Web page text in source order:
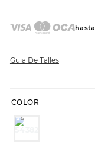
hasta
Guia De Talles
COLOR